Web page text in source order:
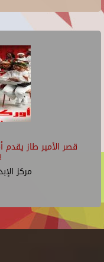
قصر الأمير طاز يقدم
مركز